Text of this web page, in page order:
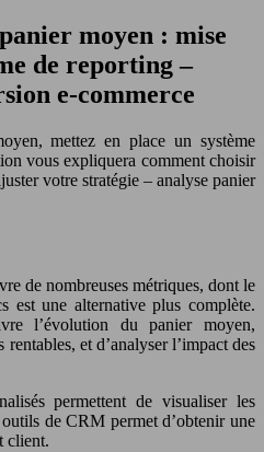
moyen : mise
de reporting –
e-commerce
mettez en place un système
vous expliquera comment choisir
votre stratégie – analyse panier
de nombreuses métriques, dont le
est une alternative plus complète.
l’évolution du panier moyen,
et d’analyser l’impact des
permettent de visualiser les
de CRM permet d’obtenir une
client.